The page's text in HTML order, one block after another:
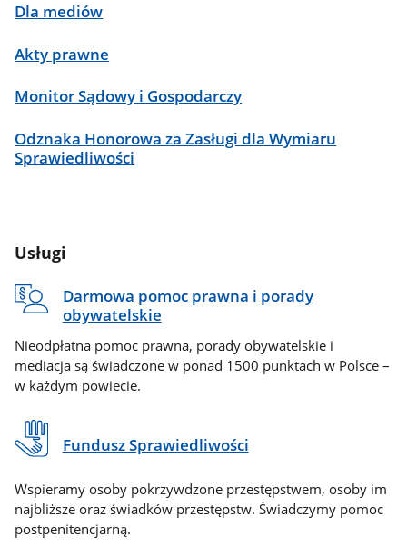
Dla mediów
Akty prawne
Monitor Sądowy i Gospodarczy
Odznaka Honorowa za Zasługi dla Wymiaru
Sprawiedliwości
Usługi
Darmowa pomoc prawna i porady
obywatelskie
Nieodpłatna pomoc prawna, porady obywatelskie i
mediacja są świadczone w ponad 1500 punktach w Polsce –
w każdym powiecie.
Fundusz Sprawiedliwości
Wspieramy osoby pokrzywdzone przestępstwem, osoby im
najbliższe oraz świadków przestępstw. Świadczymy pomoc
postpenitencjarną.